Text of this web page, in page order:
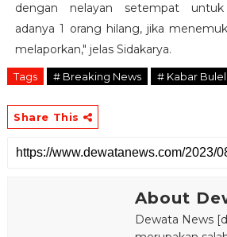
dengan nelayan setempat untuk
adanya 1 orang hilang, jika
melaporkan," jelas Sidakarya.
Tags # Breaking News # Kabar
Share This
About
Dewata News